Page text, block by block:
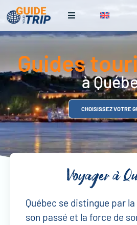
Guides
à
CHOISISSEZ VOTRE
Voyager à
Québec se distingue par
son passé et la force de